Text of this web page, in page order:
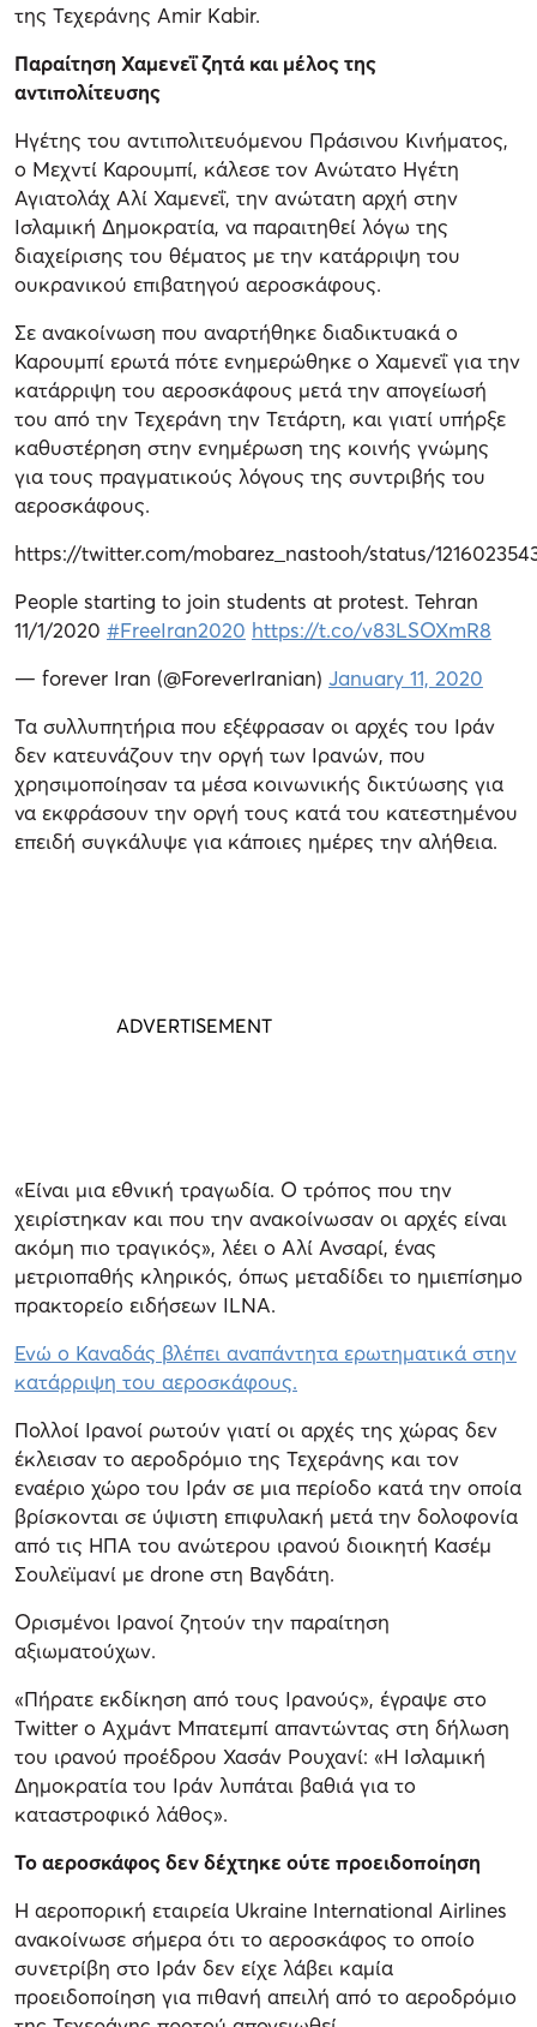
της Τεχεράνης Amir Kabir.
Παραίτηση Χαμενεΐ ζητά και μέλος της
αντιπολίτευσης
Ηγέτης του αντιπολιτευόμενου Πράσινου Κινήματος,
ο Μεχντί Καρουμπί, κάλεσε τον Ανώτατο Ηγέτη
Αγιατολάχ Αλί Χαμενεΐ, την ανώτατη αρχή στην
Ισλαμική Δημοκρατία, να παραιτηθεί λόγω της
διαχείρισης του θέματος με την κατάρριψη του
ουκρανικού επιβατηγού αεροσκάφους.
Σε ανακοίνωση που αναρτήθηκε διαδικτυακά ο
Καρουμπί ερωτά πότε ενημερώθηκε ο Χαμενεΐ για την
κατάρριψη του αεροσκάφους μετά την απογείωσή
του από την Τεχεράνη την Τετάρτη, και γιατί υπήρξε
καθυστέρηση στην ενημέρωση της κοινής γνώμης
για τους πραγματικούς λόγους της συντριβής του
αεροσκάφους.
https://twitter.com/mobarez_nastooh/status/
People starting to join students at protest. Tehran
11/1/2020 #FreeIran2020 https://t.co/v83LSOXmR8
— forever Iran (@ForeverIranian) January 11, 2020
Τα συλλυπητήρια που εξέφρασαν οι αρχές του Ιράν
δεν κατευνάζουν την οργή των Ιρανών, που
χρησιμοποίησαν τα μέσα κοινωνικής δικτύωσης για
να εκφράσουν την οργή τους κατά του κατεστημένου
επειδή συγκάλυψε για κάποιες ημέρες την αλήθεια.
«Είναι μια εθνική τραγωδία. Ο τρόπος που την
χειρίστηκαν και που την ανακοίνωσαν οι αρχές είναι
ακόμη πιο τραγικός», λέει ο Αλί Ανσαρί, ένας
μετριοπαθής κληρικός, όπως μεταδίδει το ημιεπίσημο
πρακτορείο ειδήσεων ILNA.
Ενώ ο Καναδάς βλέπει αναπάντητα ερωτηματικά στην
κατάρριψη του αεροσκάφους.
Πολλοί Ιρανοί ρωτούν γιατί οι αρχές της χώρας δεν
έκλεισαν το αεροδρόμιο της Τεχεράνης και τον
εναέριο χώρο του Ιράν σε μια περίοδο κατά την οποία
βρίσκονται σε ύψιστη επιφυλακή μετά την δολοφονία
από τις ΗΠΑ του ανώτερου ιρανού διοικητή Κασέμ
Σουλεϊμανί με drone στη Βαγδάτη.
Ορισμένοι Ιρανοί ζητούν την παραίτηση
αξιωματούχων.
«Πήρατε εκδίκηση από τους Ιρανούς», έγραψε στο
Twitter ο Αχμάντ Μπατεμπί απαντώντας στη δήλωση
του ιρανού προέδρου Χασάν Ρουχανί: «Η Ισλαμική
Δημοκρατία του Ιράν λυπάται βαθιά για το
καταστροφικό λάθος».
Το αεροσκάφος δεν δέχτηκε ούτε προειδοποίηση
Η αεροπορική εταιρεία Ukraine International Airlines
ανακοίνωσε σήμερα ότι το αεροσκάφος το οποίο
συνετρίβη στο Ιράν δεν είχε λάβει καμία
προειδοποίηση για πιθανή απειλή από το αεροδρόμιο